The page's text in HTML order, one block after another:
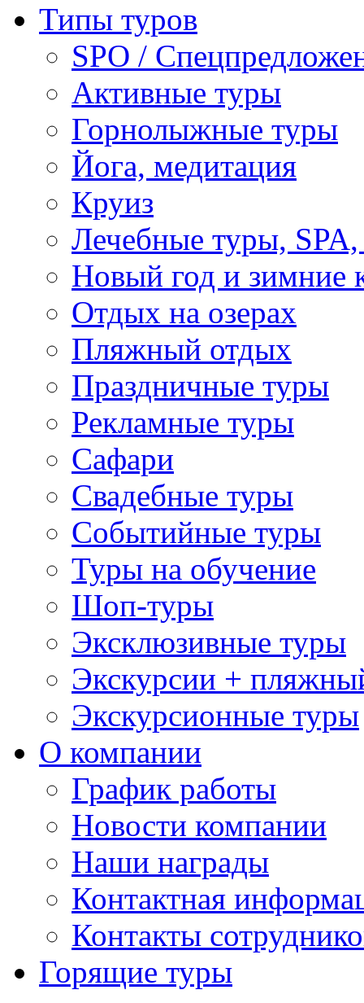
Типы туров
SPO /
Активные туры
Горнолыжные туры
Йога, медитация
Круиз
Лечебные туры, SPA,
Новый год и зимние
Отдых на озерах
Пляжный отдых
Праздничные туры
Рекламные туры
Сафари
Свадебные туры
Событийные туры
Туры на обучение
Шоп-туры
Эксклюзивные туры
Экскурсии +
Экскурсионные туры
О компании
График работы
Новости компании
Наши награды
Контактная
Контакты
Горящие туры